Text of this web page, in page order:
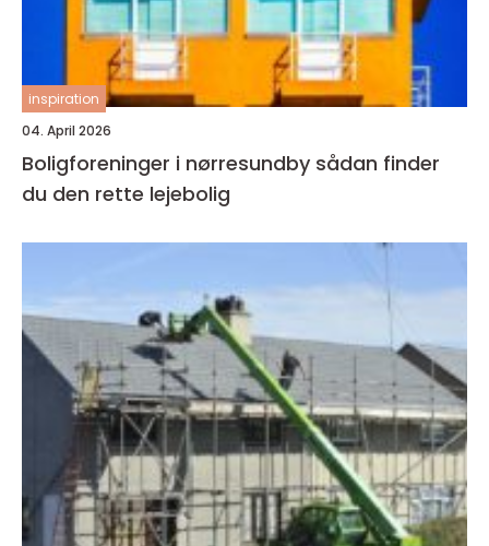
inspiration
04. April 2026
Boligforeninger i nørresundby sådan finder
du den rette lejebolig